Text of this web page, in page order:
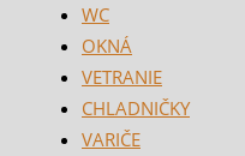
WC
OKNÁ
VETRANIE
CHLADNIČKY
VARIČE